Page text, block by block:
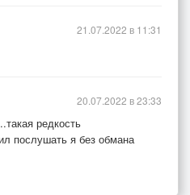
21.07.2022 в 11:31
редкость
послушать я без обмана
20.07.2022 в 23:33